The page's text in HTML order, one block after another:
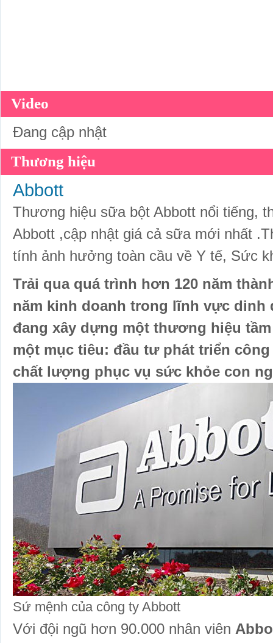
Video
Đang cập nhật
Thương hiệu
Abbott
Thương hiệu sữa bột Abbott nổi tiếng,
Abbott ,cập nhật giá cả sữa mới nhất
tính ảnh hưởng toàn cầu về Y tế, Sức
Trải qua quá trình hơn 120 năm
năm kinh doanh trong lĩnh vực dinh
đang xây dựng một thương hiệu
một mục tiêu: đầu tư phát triển
chất lượng phục vụ sức khỏe con
Sứ mệnh của công ty Abbott
Với đội ngũ hơn 90.000 nhân viên